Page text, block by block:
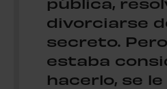
divorciarse
secreto.
estaba
hacerlo, se